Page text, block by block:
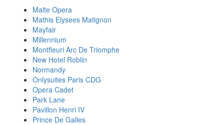
Malte Opera
Mathis Elysees Matignon
Mayfair
Millennium
Montfleuri Arc De Triomphe
New Hotel Roblin
Normandy
Onlysuites Paris CDG
Opera Cadet
Park Lane
Pavillon Henri IV
Prince De Galles